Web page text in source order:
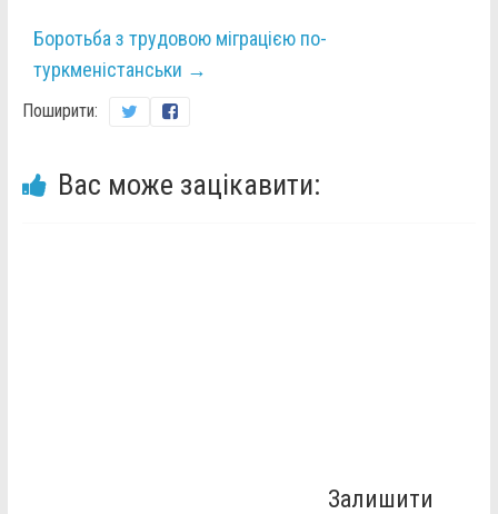
Боротьба з трудовою міграцією по-
туркменістанськи →
Поширити:
Вас може зацікавити:
Залишити